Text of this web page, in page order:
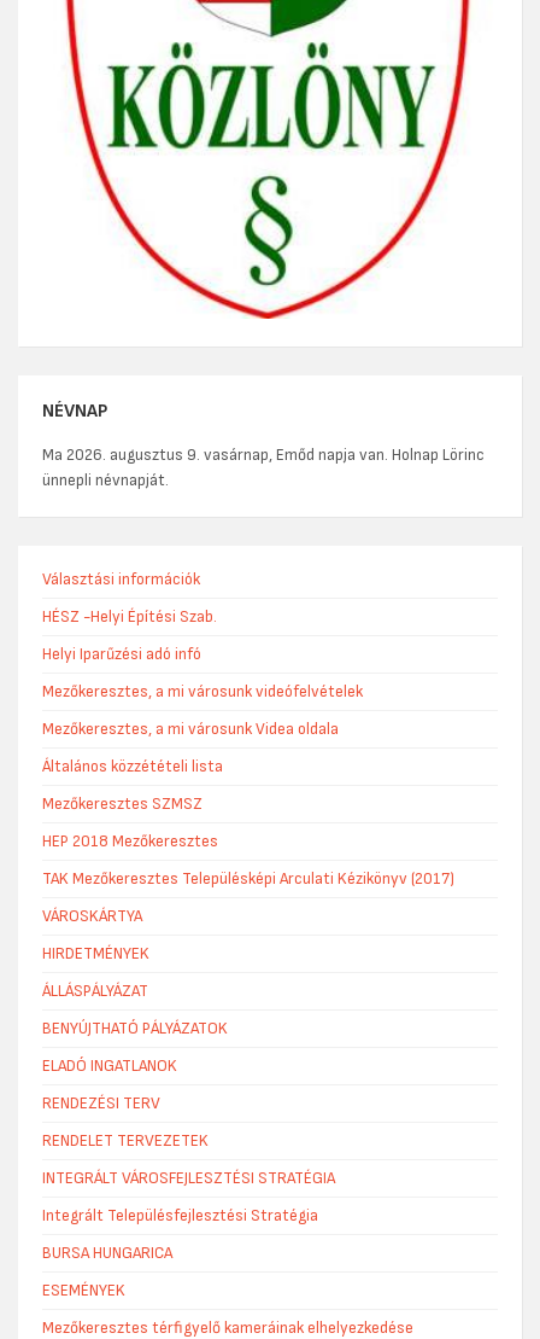
NÉVNAP
Ma 2026. augusztus 9. vasárnap, Emőd napja van. Holnap Lörinc
ünnepli névnapját.
Választási információk
HÉSZ -Helyi Építési Szab.
Helyi Iparűzési adó infó
Mezőkeresztes, a mi városunk videófelvételek
Mezőkeresztes, a mi városunk Videa oldala
Általános közzétételi lista
Mezőkeresztes SZMSZ
HEP 2018 Mezőkeresztes
TAK Mezőkeresztes Településképi Arculati Kézikönyv (2017)
VÁROSKÁRTYA
HIRDETMÉNYEK
ÁLLÁSPÁLYÁZAT
BENYÚJTHATÓ PÁLYÁZATOK
ELADÓ INGATLANOK
RENDEZÉSI TERV
RENDELET TERVEZETEK
INTEGRÁLT VÁROSFEJLESZTÉSI STRATÉGIA
Integrált Településfejlesztési Stratégia
BURSA HUNGARICA
ESEMÉNYEK
Mezőkeresztes térfigyelő kameráinak elhelyezkedése